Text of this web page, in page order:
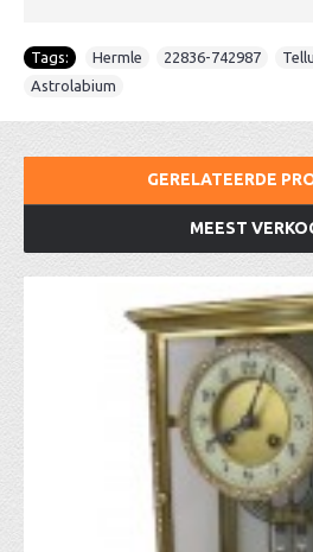
Tags: Hermle 22836-742987
Astrolabium
GERELATEERDE
MEEST